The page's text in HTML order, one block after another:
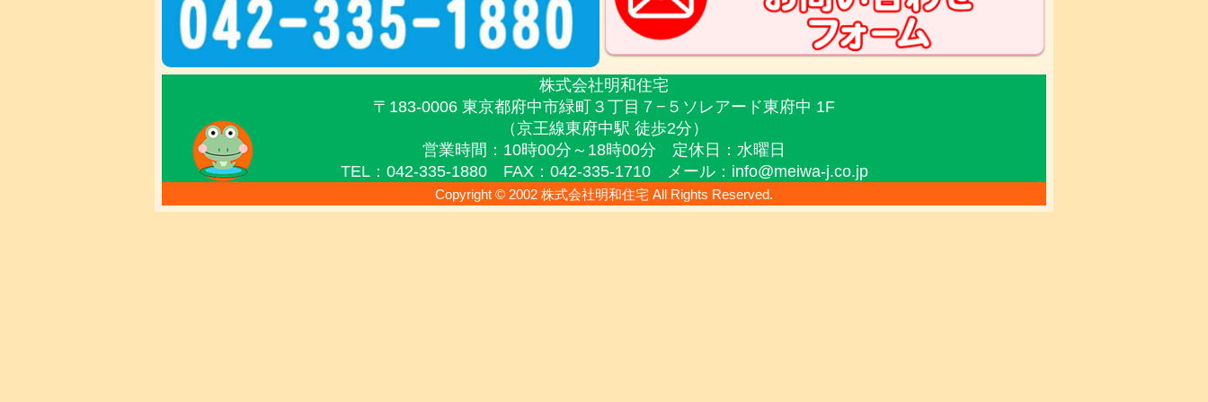
株式会社明和住宅
〒183-0006 東京都府中市緑町３丁目７−５ ソレアード東府中 1F
（京王線東府中駅 徒歩2分）
営業時間：10時00分～18時00分 定休日：水曜日
TEL：042-335-1880 FAX：042-335-1710メール：info@meiwa-j.co.jp
Copyright © 2002 株式会社明和住宅 All Rights Reserved.